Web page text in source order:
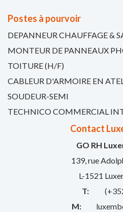
Postes à pourvoir
DEPANNEUR CHAUFFAGE &
MONTEUR DE PANNEAUX
TOITURE (H/F)
CABLEUR D'ARMOIRE EN
SOUDEUR-SEMI
TECHNICO COMMERCIAL
Contact
GO RH
139, rue
L-1521
T:
M: